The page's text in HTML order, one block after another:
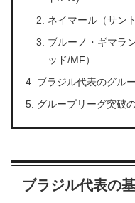
ネイマール（サン
ブルーノ・ギマラ
ッド/MF）
ブラジル代表のグル
グループリーグ突破
ブラジル代表の